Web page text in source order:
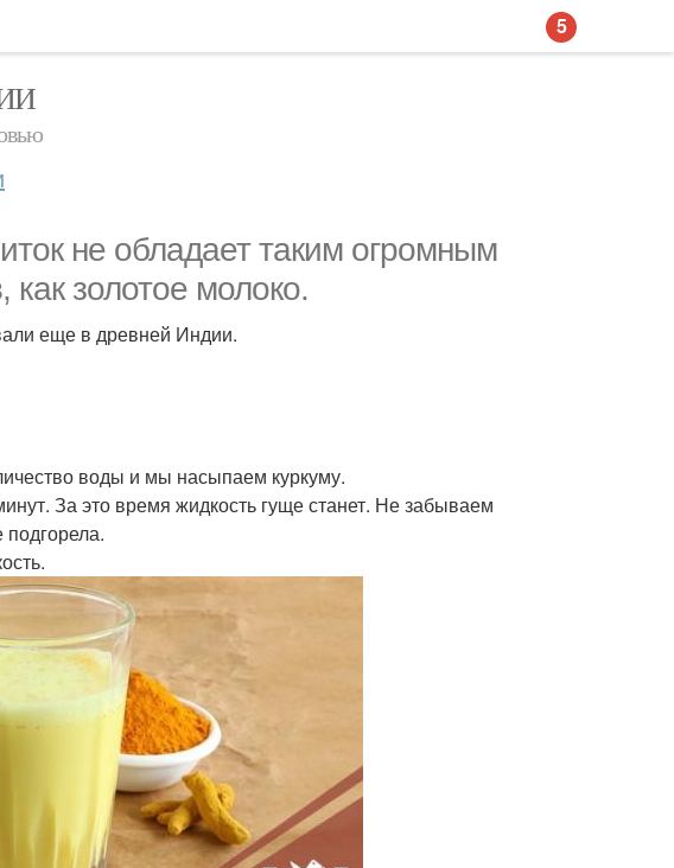
не обладает таким огромным
как золотое молоко.
еще в древней Индии.
воды и мы насыпаем куркуму.
За это время жидкость гуще станет. Не забываем
5